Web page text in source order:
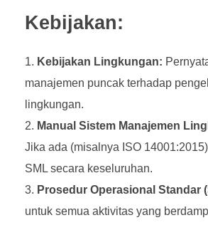
Kebijakan:
Kebijakan Lingkungan:
manajemen puncak terhadap
lingkungan.
Manual Sistem Manajemen
Jika ada (misalnya ISO
SML secara keseluruhan.
Prosedur Operasional Standar
untuk semua aktivitas yang